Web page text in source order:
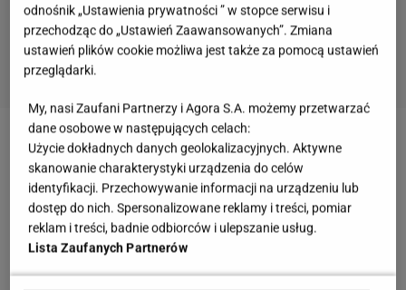
Zobacz wideoSałatka nicejska ze stekiem z
tuńczyka
Co dobrego można zrobić z rzodkiewki? Marynata
podkreśla ich chrupkość
odnośnik „Ustawienia prywatności ” w stopce serwisu i
przechodząc do „Ustawień Zaawansowanych”. Zmiana
ustawień plików cookie możliwa jest także za pomocą ustawień
przeglądarki.
My, nasi Zaufani Partnerzy i Agora S.A. możemy przetwarzać
dane osobowe w następujących celach:
Użycie dokładnych danych geolokalizacyjnych. Aktywne
skanowanie charakterystyki urządzenia do celów
identyfikacji. Przechowywanie informacji na urządzeniu lub
dostęp do nich. Spersonalizowane reklamy i treści, pomiar
reklam i treści, badnie odbiorców i ulepszanie usług.
Lista Zaufanych Partnerów